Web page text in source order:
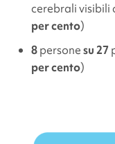
cerebrali visibili
per cento)
8personesu 27
per cento)